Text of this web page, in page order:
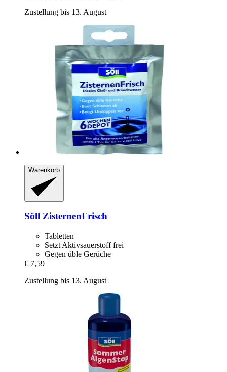
Zustellung bis 13. August
Warenkorb
Söll ZisternenFrisch
Tabletten
Setzt Aktivsauerstoff frei
Gegen üble Gerüche
€ 7,59
Zustellung bis 13. August